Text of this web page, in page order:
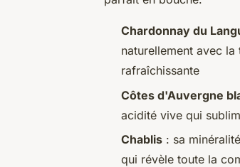
Chardonnay du
naturellement avec
rafraîchissante
Côtes d'Auvergne
acidité vive qui
Chablis : sa
qui révèle toute la